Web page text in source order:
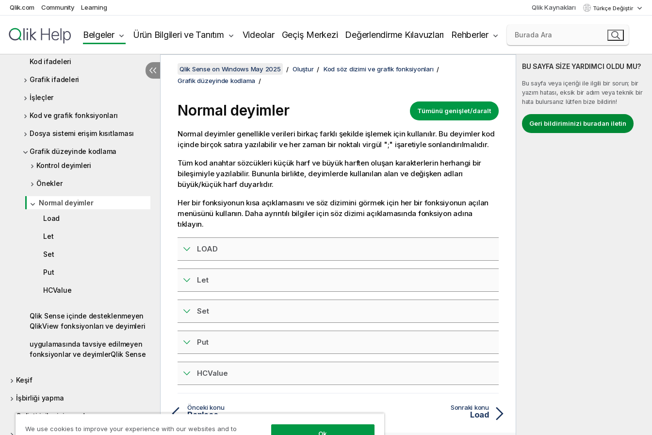
Qlik.com Community Learning Qlik Kaynakları Türkçe Değiştir
Belgeler Ürün Bilgileri ve Tanıtım Videolar Geçiş Merkezi Değerlendirme Kılavuzları Rehberler
Kod deyimleri ve anahtar sözcükler
Veri yükleme düzenleyicisinde
değişkenlerle çalışma
Kod ifadeleri
Grafik ifadeleri
İşleçler
Kod ve grafik fonksiyonları
Dosya sistemi erişim kısıtlaması
Grafik düzeyinde kodlama
Kontrol deyimleri
Önekler
Normal deyimler
Load
Let
Set
Put
HCValue
Qlik Sense içinde desteklenmeyen
QlikView fonksiyonları ve deyimleri
uygulamasında tavsiye edilmeyen
fonksiyonlar ve deyimlerQlik Sense
Keşif
İşbirliği yapma
Geliştiriciler için yardım
BU SAYFA SİZE YARDIMCI OLDU MU?
Bu sayfa veya içeriği ile ilgili bir sorun; bir
yazım hatası, eksik bir adım veya teknik bir
hata bulursanız lütfen bize bildirin!
Geri bildiriminizi buradan iletin
Qlik Sense on Windows May 2025 Oluştur
Kod söz dizimi ve grafik fonksiyonları
Grafik düzeyinde kodlama
Tümünü genişlet/daralt
Normal deyimler
Normal deyimler genellikle verileri birkaç farklı şekilde işlemek için kullanılır. Bu deyimler kod
içinde birçok satıra yazılabilir ve her zaman bir noktalı virgül ";" işaretiyle sonlandırılmalıdır.
Tüm kod anahtar sözcükleri küçük harf ve büyük harften oluşan karakterlerin herhangi bir
bileşimiyle yazılabilir. Bununla birlikte, deyimlerde kullanılan alan ve değişken adları
büyük/küçük harf duyarlıdır.
Her bir fonksiyonun kısa açıklamasını ve söz dizimini görmek için her bir fonksiyonun açılan
menüsünü kullanın. Daha ayrıntılı bilgiler için söz dizimi açıklamasında fonksiyon adına
tıklayın.
LOAD
Let
Set
Put
HCValue
Önceki konu
Replace
Sonraki konu
Load
We use cookies to improve your experience with our websites and to